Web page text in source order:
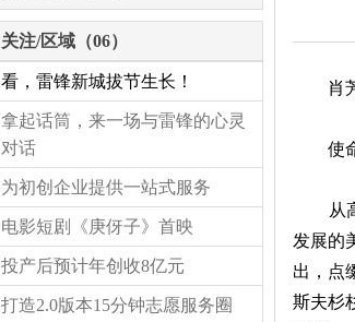
关注/区域（06）
看，雷锋新城拔节生长！
拿起话筒，来一场与雷锋的心灵
对话
为初创企业提供一站式服务
电影短剧《庚伢子》首映
投产后预计年创收8亿元
打造2.0版本15分钟志愿服务圈
肖芳
使命
从高
发展的
出，点
斯夫杉